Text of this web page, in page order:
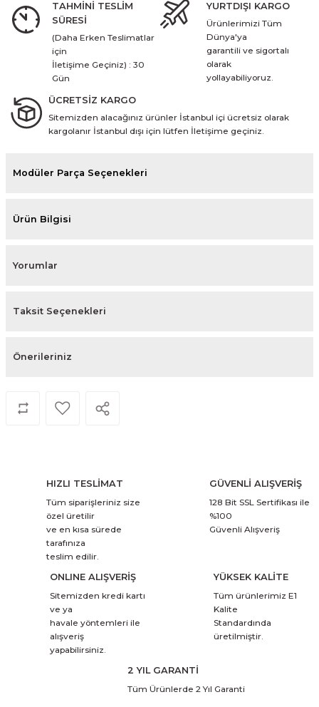
TAHMİNİ TESLİM
SÜRESİ
(Daha Erken Teslimatlar
için
İletişime Geçiniz) : 30
Gün
YURTDIŞI KARGO
Ürünlerimizi Tüm
Dünya'ya
garantili ve sigortalı
olarak
yollayabiliyoruz.
ÜCRETSİZ KARGO
Sitemizden alacağınız ürünler İstanbul içi ücretsiz olarak
kargolanır İstanbul dışı için lütfen İletişime geçiniz.
Modüler Parça Seçenekleri
Ürün Bilgisi
Yorumlar
Taksit Seçenekleri
Önerileriniz
HIZLI TESLİMAT
Tüm siparişleriniz size
özel üretilir
ve en kısa sürede
tarafınıza
teslim edilir.
GÜVENLİ ALIŞVERİŞ
128 Bit SSL Sertifikası ile
%100
Güvenli Alışveriş
ONLINE ALIŞVERİŞ
Sitemizden kredi kartı
ve ya
havale yöntemleri ile
alışveriş
yapabilirsiniz.
YÜKSEK KALİTE
Tüm ürünlerimiz E1
Kalite
Standardında
üretilmiştir.
2 YIL GARANTİ
Tüm Ürünlerde 2 Yıl Garanti